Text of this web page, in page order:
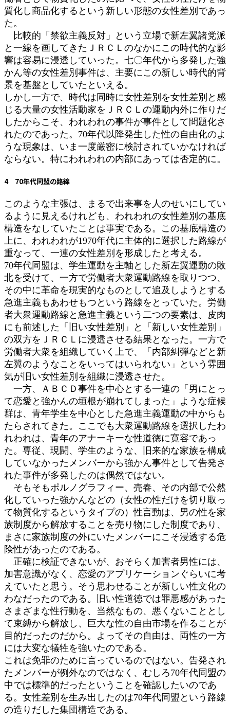
質化し商品化するという新しい形態の女性差別であっ
た。
比較的「禁欲主義反対」という立場で新左翼諸党派
と一線を画してきたＪＲＣＬのなかにこの時代的な影
響は容易に浸透していった。七〇年代から多発した強
かん等の女性差別事件は、主要にこの新しい時代的背
景を基盤としていたといえる。
しかし一方で、時代は同時に女性差別を女性差別と感
じる大量の女性活動家をＪＲＣＬの運動内外に作りだ
したからこそ、われわれの事件が事件として問題化さ
れたのであった。70年代以降発生した性の自由化のよ
うな現象は、いま一度厳密に検討されていかなければ
ならない。特にわれわれの内部にあっては否定的に。
4 70年代同盟の路線
このような主張は、まるで出来事を人のせいにしてい
るように見えるけれども、われわれの女性差別の基底
構造をなしていたことは事実である。この基底構造の
上に、われわれが1970年代に主体的に選択した路線が
重なって、一連の女性差別を形成したと考える。
70年代同盟は、学生運動を主軸とした新左翼運動の敗
北を受けて、一方で労働者大衆運動路線を取りつつ、
その中に革命を現実的なものとして追及しようとする
急進主義もあわせもつという路線をとっていた。労働
者大衆運動路線と急進主義という二つの要素は、皮肉
にも前述した「旧い女性差別」と「新しい女性差別」
の双方をＪＲＣＬに浸透させる結果となった。一方で
労働者大衆を組織していく上で、「内部糾弾などと新
左翼のようなことをいってはいられない」という雰囲
気が旧い女性差別を組織に浸透させた。
一方、ＡＢＣＤ事件を中心とする一連の「男にとっ
て恋愛と強かんの垣根が崩れてしまった」ような症候
群は、青年学生を中心とした急進主義運動の中からも
たらされてきた。ここでも大衆運動路線を選択したわ
れわれは、青年のアナーキーな性道徳に寛容であっ
た。専従、現闘、学生のような、旧来的な家族を構成
していなかったメンバーから強かん事件として告発さ
れた事件が多発したのは偶然ではない。
そもそもポルノグラフィー、売春、その内部で公然
化していった強かんなどの（女性の性だけを切り取っ
て物質化するというタイプの）性言動は、男の性を家
族制度から解放することを売り物にした制度であり、
まさに家族制度の外にいたメンバーにこそ浸透する危
険性があったのである。
正確に検証できないが、おそらく加害者男性には、
加害意識がなく、恋愛のアプリケーションぐらいに考
えていたと思う。そう思わせることが新しい性文化の
わなだったのである。旧い性道徳では罪悪感があった
さまざまな性行動を、当然なもの、悪くないこととし
て束縛から解放し、巨大な性の自由市場を作ることが
目的だったのだから。よってその自由は、両性の一方
には大変な犠牲を強いたのである。
これは免罪のために言っているのではない。告発され
たメンバーが例外なのではなく、むしろ70年代同盟の
中では標準的だったということを確認したいのであ
る。女性差別を生み出したのは70年代同盟という路線
の造りだした集団構造である。